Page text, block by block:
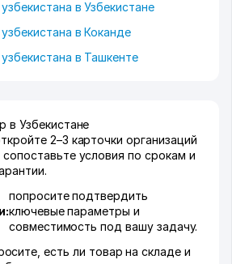
в Узбекистане
в Коканде
в Ташкенте
в Узбекистане
2–3 карточки организаций
сопоставьте условия по срокам и
попросите подтвердить
ключевые параметры и
совместимость под вашу задачу.
есть ли товар на складе и